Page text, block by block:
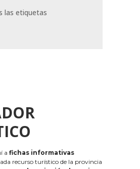
las etiquetas
a fichas informativas
recurso turístico de la provincia